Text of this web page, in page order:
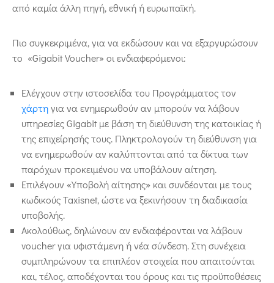
από καμία άλλη πηγή, εθνική ή ευρωπαϊκή.
Πιο συγκεκριμένα, για να εκδώσουν και να εξαργυρώσουν
το «Gigabit Voucher» οι ενδιαφερόμενοι:
Ελέγχουν στην ιστοσελίδα του Προγράμματος τον
χάρτηγια να ενημερωθούν αν μπορούν να λάβουν
υπηρεσίες Gigabit με βάση τη διεύθυνση της κατοικίας ή
της επιχείρησής τους. Πληκτρολογούν τη διεύθυνση για
να ενημερωθούν αν καλύπτονται από τα δίκτυα των
παρόχων προκειμένου να υποβάλουν αίτηση.
Επιλέγουν «Υποβολή αίτησης» και συνδέονται με τους
κωδικούς Taxisnet, ώστε να ξεκινήσουν τη διαδικασία
υποβολής.
Ακολούθως, δηλώνουν αν ενδιαφέρονται να λάβουν
voucher για υφιστάμενη ή νέα σύνδεση. Στη συνέχεια
συμπληρώνουν τα επιπλέον στοιχεία που απαιτούνται
και, τέλος, αποδέχονται του όρους και τις προϋποθέσεις